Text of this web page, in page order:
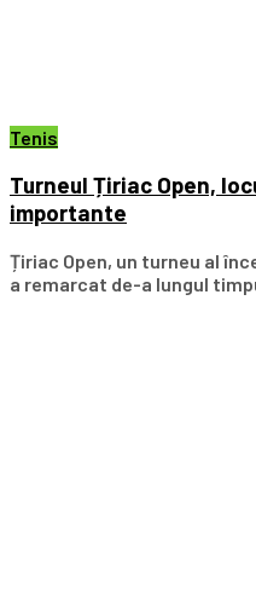
Tenis
Turneul Țiriac Open,
importante
Țiriac Open, un turneu al
a remarcat de-a lungul